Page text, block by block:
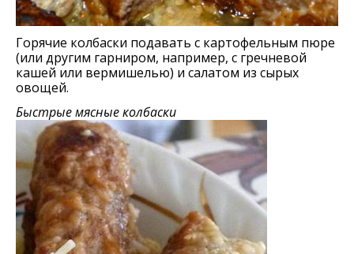
Горячие колбаски подавать с картофельным пюре
(или другим гарниром, например, с гречневой
кашей или вермишелью) и салатом из сырых
овощей.
Быстрые мясные колбаски